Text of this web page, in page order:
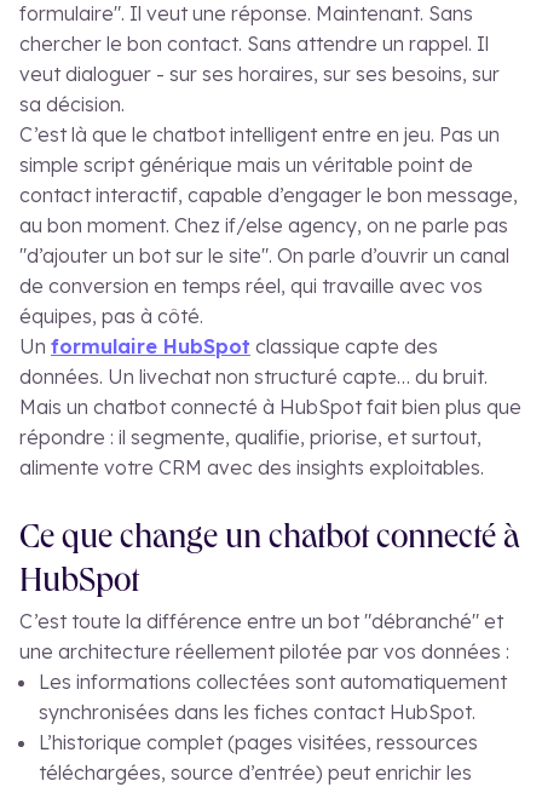
formulaire". Il veut une réponse. Maintenant. Sans
chercher le bon contact. Sans attendre un rappel. Il
veut dialoguer - sur ses horaires, sur ses besoins, sur
sa décision.
C’est là que le chatbot intelligent entre en jeu. Pas un
simple script générique mais un véritable point de
contact interactif, capable d’engager le bon message,
au bon moment. Chez if/else agency, on ne parle pas
"d’ajouter un bot sur le site". On parle d’ouvrir un canal
de conversion en temps réel, qui travaille avec vos
équipes, pas à côté.
Un formulaire HubSpot classique capte des
données. Un livechat non structuré capte… du bruit.
Mais un chatbot connecté à HubSpot fait bien plus que
répondre : il segmente, qualifie, priorise, et surtout,
alimente votre CRM avec des insights exploitables.
Ce que change un chatbot connecté à
HubSpot
C’est toute la différence entre un bot "débranché" et
une architecture réellement pilotée par vos données :
Les informations collectées sont automatiquement
synchronisées dans les fiches contact HubSpot.
L’historique complet (pages visitées, ressources
téléchargées, source d’entrée) peut enrichir les